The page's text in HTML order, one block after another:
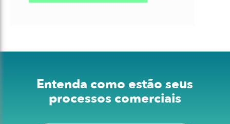
Entenda como estão seus
processos comerciais